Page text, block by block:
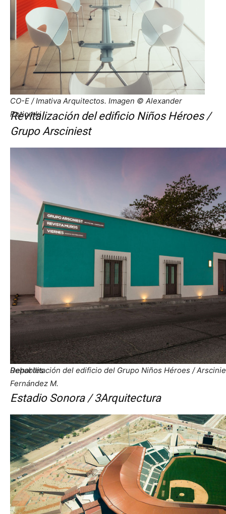
CO-E / Imativa Arquitectos. Imagen © Alexander
Potiomki
Revitalización del edificio Niños Héroes /
Grupo Arsciniest
Rehabilitación del edificio del Grupo Niños Héroes /
Fernández M.
Deportes
Estadio Sonora / 3Arquitectura